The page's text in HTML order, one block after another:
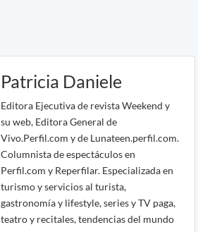
Patricia Daniele
Editora Ejecutiva de revista Weekend y
su web, Editora General de
Vivo.Perfil.com y de Lunateen.perfil.com.
Columnista de espectáculos en
Perfil.com y Reperfilar. Especializada en
turismo y servicios al turista,
gastronomía y lifestyle, series y TV paga,
teatro y recitales, tendencias del mundo